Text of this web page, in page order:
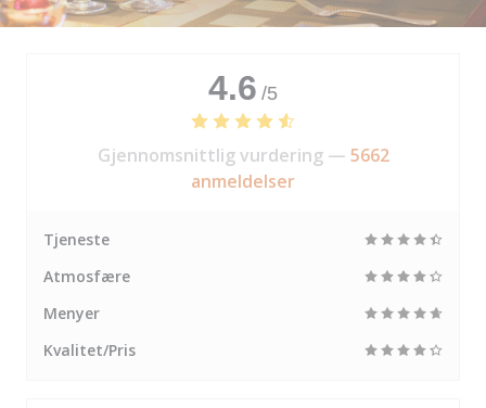
4.6 /5
Gjennomsnittlig vurdering — 5662
anmeldelser
Tjeneste
Atmosfære
Menyer
Kvalitet/Pris